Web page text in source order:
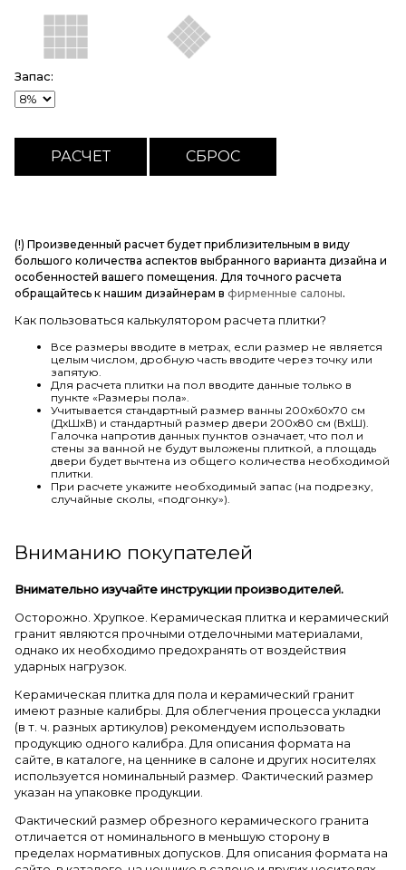
Запас:
(!) Произведенный расчет будет приблизительным в виду
большого количества аспектов выбранного варианта дизайна и
особенностей вашего помещения. Для точного расчета
обращайтесь к нашим дизайнерам в фирменные салоны.
Как пользоваться калькулятором расчета плитки?
Все размеры вводите в метрах, если размер не является
целым числом, дробную часть вводите через точку или
запятую.
Для расчета плитки на пол вводите данные только в
пункте «Размеры пола».
Учитывается стандартный размер ванны 200х60х70 см
(ДхШхВ) и стандартный размер двери 200х80 см (ВхШ).
Галочка напротив данных пунктов означает, что пол и
стены за ванной не будут выложены плиткой, а площадь
двери будет вычтена из общего количества необходимой
плитки.
При расчете укажите необходимый запас (на подрезку,
случайные сколы, «подгонку»).
Вниманию покупателей
Внимательно изучайте инструкции производителей.
Осторожно. Хрупкое. Керамическая плитка и керамический
гранит являются прочными отделочными материалами,
однако их необходимо предохранять от воздействия
ударных нагрузок.
Керамическая плитка для пола и керамический гранит
имеют разные калибры. Для облегчения процесса укладки
(в т. ч. разных артикулов) рекомендуем использовать
продукцию одного калибра. Для описания формата на
сайте, в каталоге, на ценнике в салоне и других носителях
используется номинальный размер. Фактический размер
указан на упаковке продукции.
Фактический размер обрезного керамического гранита
отличается от номинального в меньшую сторону в
пределах нормативных допусков. Для описания формата на